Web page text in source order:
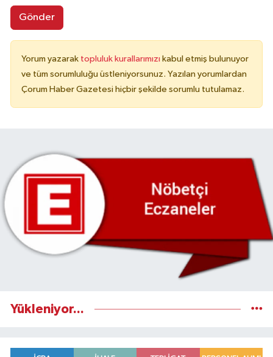
Gönder
Yorum yazarak topluluk kurallarımızı kabul etmiş bulunuyor
ve tüm sorumluluğu üstleniyorsunuz. Yazılan yorumlardan
Çorum Haber Gazetesi hiçbir şekilde sorumlu tutulamaz.
Yükleniyor...